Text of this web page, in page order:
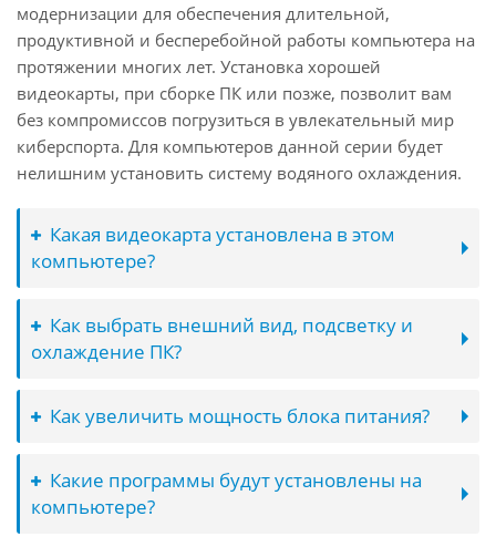
модернизации для обеспечения длительной,
продуктивной и бесперебойной работы компьютера на
протяжении многих лет. Установка хорошей
видеокарты, при сборке ПК или позже, позволит вам
без компромиссов погрузиться в увлекательный мир
киберспорта. Для компьютеров данной серии будет
нелишним установить систему водяного охлаждения.
Какая видеокарта установлена в этом
компьютере?
Как выбрать внешний вид, подсветку и
охлаждение ПК?
Как увеличить мощность блока питания?
Какие программы будут установлены на
компьютере?